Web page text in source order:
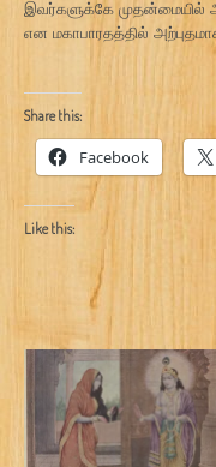
இவர்களுக்கே முதன்மையில்
என மகாபாரதத்தில்
Share this:
Facebook
Like this: